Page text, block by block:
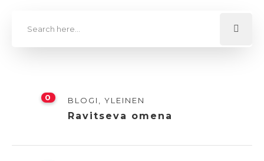
0 BLOGI YLEINEN
Ravitseva omena